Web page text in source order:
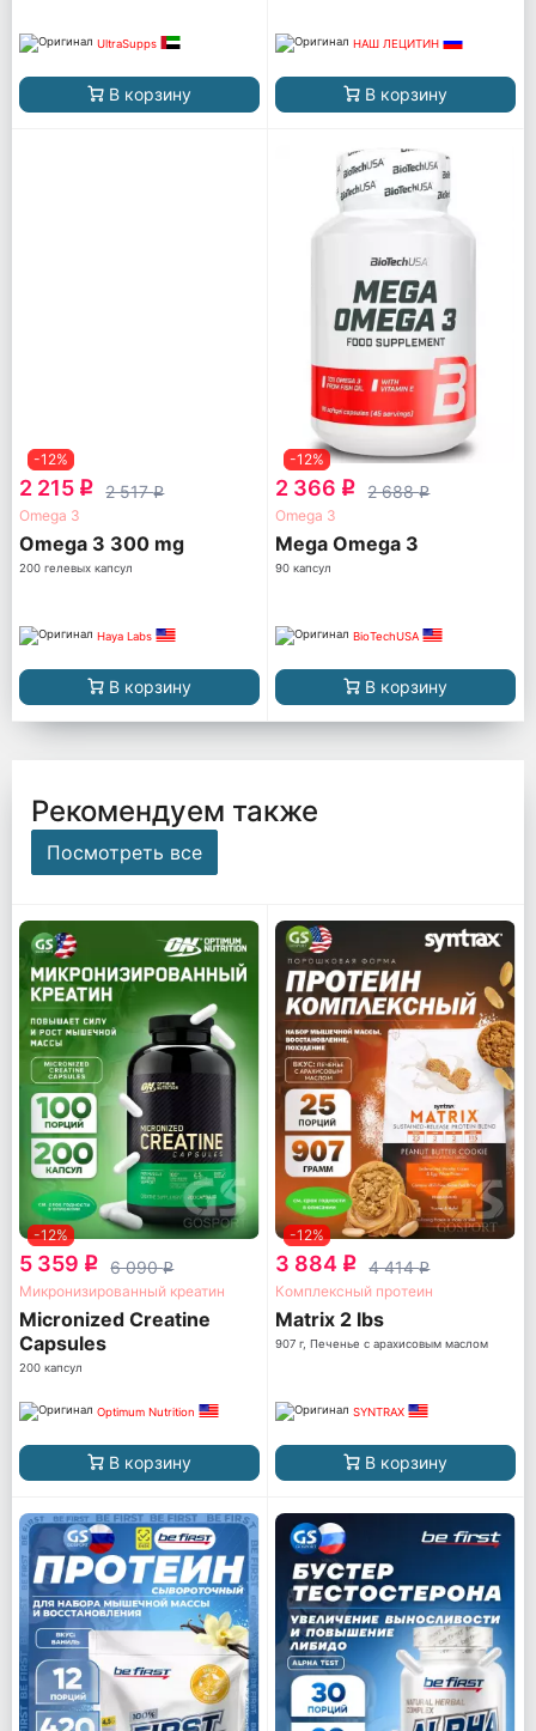
UltraSupps
В корзину
НАШ ЛЕЦИТИН
В корзину
-12%
2 215 q 2 517q
Omega 3
Omega 3 300 mg
200 гелевых капсул
Haya Labs
В корзину
-12%
2 366 q 2 688q
Omega 3
Mega Omega 3
90 капсул
BioTechUSA
В корзину
Рекомендуем также
Посмотреть все
-12%
5 359 q 6 090q
Микронизированный креатин
Micronized Creatine
Capsules
200 капсул
Optimum Nutrition
В корзину
-12%
3 884 q 4 414q
Комплексный протеин
Matrix 2 lbs
907 г, Печенье с арахисовым маслом
SYNTRAX
В корзину